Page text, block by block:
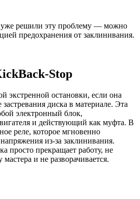
решили эту проблему — можно
предохранения от заклинивания.
Stop
остановки, если она
застревания диска в материале. Эта
электронный блок,
и действующий как муфта. В
реле, которое мгновенно
из-за заклинивания.
просто прекращает работу, не
мастера и не разворачивается.